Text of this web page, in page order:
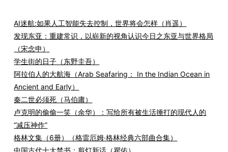
AI迷航:如果人工智能失去控制，世界将会怎样（肖遥）
发现东亚：重建常识，以崭新的视角认识今日之东亚与世界格局
（宋念申）
学生街的日子（东野圭吾）
阿拉伯人的大航海（Arab Seafaring： In the Indian Ocean in
Ancient and Early）
秦二世必须死（马伯庸）
卢克明的偷偷一笑（余华）：写给所有被生活捶打的现代人的
“减压神作”
格林文集（6册）（格雷厄姆·格林经典六部曲合集）
中国古代十大禁书：剪灯新话（瞿佑）